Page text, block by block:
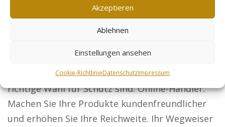
Akzeptieren
Ablehnen
Einstellungen ansehen
Cookie-RichtlinieDatenschutzImpressum
und sichern Sie sich neue Bauherren.
Steuerberater: Lassen Sie Ihre Leistungen für
Sicherheitsdienste: Überzeugen Sie
Unternehmen und Events davon, dass Sie die
richtige Wahl für Schutz sind. Online-Händler:
Machen Sie Ihre Produkte kundenfreundlicher
und erhöhen Sie Ihre Reichweite. Ihr Wegweiser